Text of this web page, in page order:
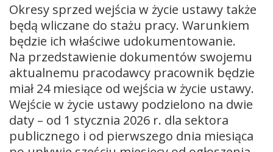
Okresy sprzed wejścia w życie ustawy także
będą wliczane do stażu pracy. Warunkiem
będzie ich właściwe udokumentowanie.
Na przedstawienie dokumentów swojemu
aktualnemu pracodawcy pracownik będzie
miał 24 miesiące od wejścia w życie ustawy.
Wejście w życie ustawy podzielono na dwie
daty – od 1 stycznia 2026 r. dla sektora
publicznego i od pierwszego dnia miesiąca